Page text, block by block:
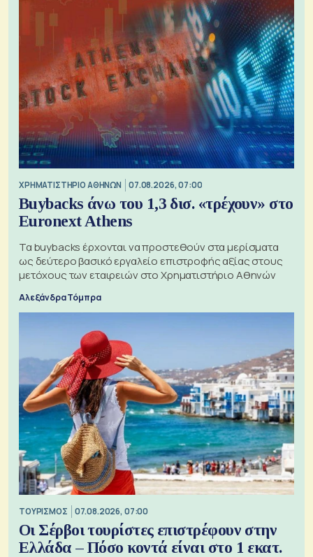
XΡΗΜΑΤΙΣΤΗΡΙΟ ΑΘΗΝΩΝ 07.08.2026, 07:00
Buybacks άνω του 1,3 δισ. «τρέχουν» στο
Euronext Athens
Τα buybacks έρχονται να προστεθούν στα μερίσματα
ως δεύτερο βασικό εργαλείο επιστροφής αξίας στους
μετόχους των εταιρειών στο Χρηματιστήριο Αθηνών
Αλεξάνδρα Τόμπρα
ΤΟΥΡΙΣΜΟΣ 07.08.2026, 07:00
Οι Σέρβοι τουρίστες επιστρέφουν στην
Ελλάδα – Πόσο κοντά είναι στο 1 εκατ.